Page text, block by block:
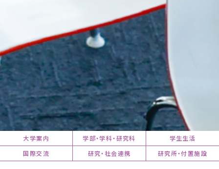
大学案内 学部・学科・研究科
学生生活
国際交流
研究・社会連携 研究所・付置施設